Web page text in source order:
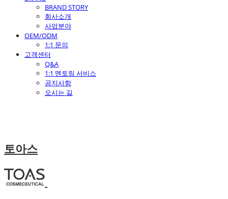
BRAND STORY
회사소개
사업분야
OEM/ODM
1:1 문의
고객센터
Q&A
1:1 멘토링 서비스
공지사항
오시는 길
토아스